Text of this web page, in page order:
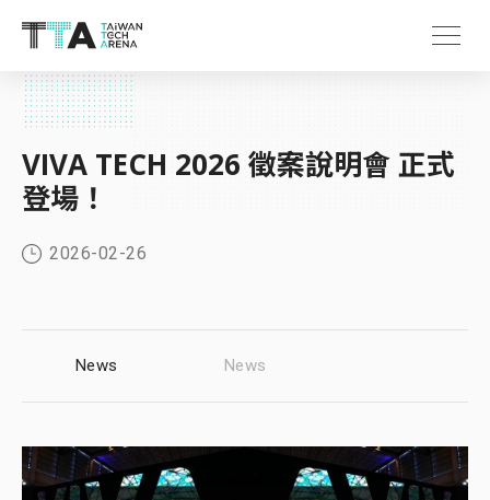
VIVA TECH 2026 徵案說明會 正式
登場！
2026-02-26
News News